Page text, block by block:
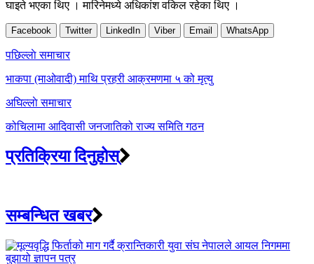
घाइते भएका थिए । मारिनेमध्ये अधिकांश वकिल रहेका थिए ।
Facebook Twitter LinkedIn Viber Email WhatsApp
Post
navigation
पछिल्लाे समाचार
भाकपा (माओवादी) माथि प्रहरी आक्रमणमा ५ को मृत्यु
अघिल्लाे समाचार
कोचिलामा आदिवासी जनजातिको राज्य समिति गठन
प्रतिक्रिया दिनुहोस्
सम्बन्धित खबर